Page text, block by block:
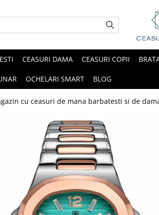
CEASURI DAMA CEASURI COPII
OCHELARI SMART BLOG
cu ceasuri de mana barbatesti si de